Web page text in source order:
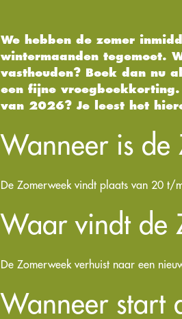
We hebben de zomer
wintermaanden tegemoet.
vasthouden? Boek dan nu
een fijne
van 2026? Je leest het
Wanneer is de
De Zomerweek vindt plaats van 20 t/
Waar vindt de
De Zomerweek verhuist naar een
Wanneer start